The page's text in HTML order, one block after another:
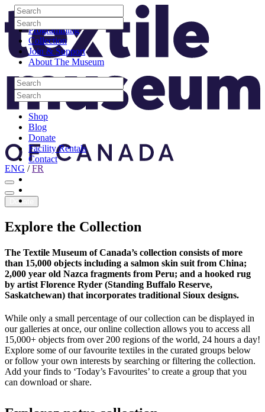
Skip to content
Visit
Programming
Collection
Join & Support
About The Museum
Search
Search
Search
Search
Shop
Blog
Donate
Facility Rentals
Contact
Youtube
Search
Search
Search
Search
Site Logo
ENG /FR
Donate
Explore the Collection
The Textile Museum of Canada’s collection consists of more
than 15,000 objects including a salmon skin suit from China;
2,000 year old Nazca fragments from Peru; and a hooked rug
by artist Florence Ryder (Standing Buffalo Reserve,
Saskatchewan) that incorporates traditional Sioux designs.
While only a small percentage of our collection can be displayed in
our galleries at once, our online collection allows you to access all
15,000+ objects from over 200 regions of the world, 24 hours a day!
Explore some of our favourite textiles in the curated groups below
or follow your own interests by searching or filtering the collection.
Add your finds to ‘Today’s Favourites’ to create a group that you
can download or share.